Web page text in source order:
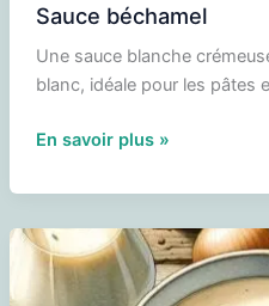
Sauce béchamel
Une sauce blanche
blanc, idéale pour les pâtes
Sauce
En savoir plus »